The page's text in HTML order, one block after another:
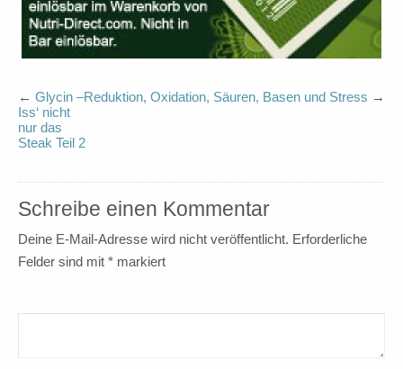
Reduktion, Oxidation, Säuren, Basen und Stress →
← Glycin –
Iss‘ nicht
nur das
Steak Teil 2
Schreibe einen Kommentar
Deine E-Mail-Adresse wird nicht veröffentlicht. Erforderliche
Felder sind mit * markiert